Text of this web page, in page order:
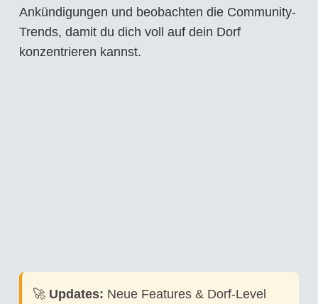
Ankündigungen und beobachten die Community-
Trends, damit du dich voll auf dein Dorf
konzentrieren kannst.
🚀 Updates: Neue Features & Dorf-Level